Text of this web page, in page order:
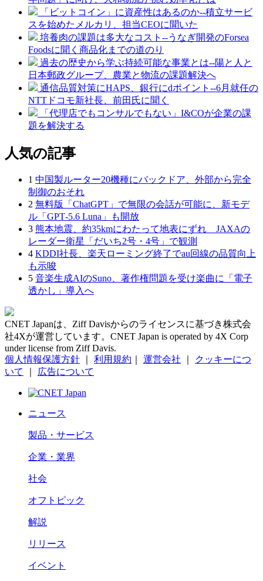
「ビットコイン」に資産性はあるのか--積立サービ
スを始めたメルカリ、担当CEOに聞いた
培養肉の課題は多大なコスト--うなぎ開発のForsea
Foodsに聞く商品化までの道のり
過去の歴史から学ぶ持続可能な事業とは--陽と人と
日本郵政グループ、農業と物流の課題解決へ
通信品質対策にHAPS、銀行にdポイント--6月就任の
NTTドコモ新社長、前田氏に聞く
「代理店でもコンサルでもない」I&COが企業の課
題を解決する
人気の記事
1 中国製ルーター20機種にバックドア、外部から完全
制御のおそれ
2 無料版「ChatGPT」で無限の会話が可能に、新モデ
ル「GPT‑5.6 Luna」も開放
3 熊本地震、約35kmにわたって地表にずれ JAXAの
レーダー衛星「だいち2号・4号」で観測
4 KDDI社長、楽天ローミング終了でau回線の品質向上
も示唆
5 音楽生成AIのSuno、著作権問題を受け楽曲に「電子
透かし」導入へ
CNET Japanは、Ziff Davisからのライセンスに基づき株式会
社4Xが運営しています。CNET Japan is operated by 4X Corp
under license from Ziff Davis.
個人情報保護方針
利用規約 運営会社
クッキーにつ
いて
広告について
ニュース
製品・サービス
企業・業界
社会
オフトピック
解説
リリース
イベント